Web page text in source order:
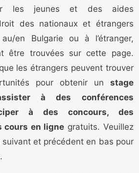
les jeunes et des aides
des nationaux et étrangers
en Bulgarie ou à l’étranger,
être trouvées sur cette page.
les étrangers peuvent trouver
pour obtenir un stage
à des conférences
à des concours, des
cours en ligne gratuits. Veuillez
et précédent en bas pour